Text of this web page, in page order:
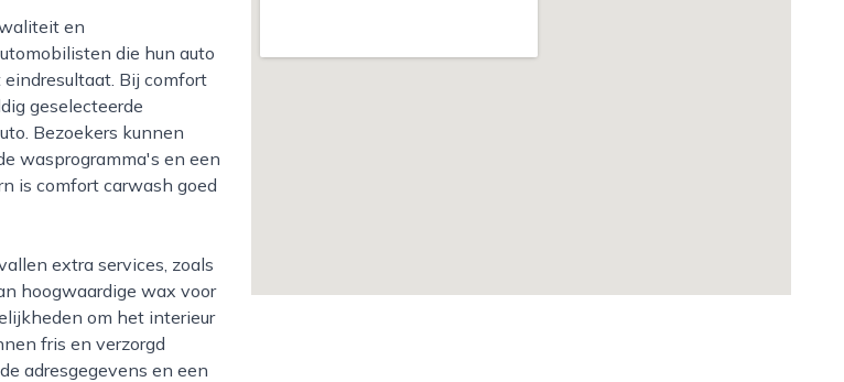
die hun auto
Bij comfort
geselecteerde
Bezoekers kunnen
wasprogramma's en een
is comfort carwash goed
hoogwaardige wax voor
om het interieur
fris en verzorgd
adresgegevens en een